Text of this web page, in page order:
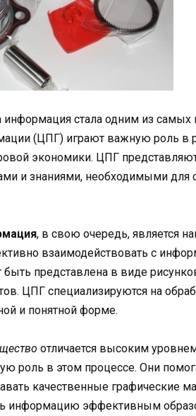
стала одним из
(ЦПГ) играют важную роль в
экономики. ЦПГ
и знаниями, необходимыми для
, в свою очередь, является
взаимодействовать с
представлена в виде
ЦПГ специализируются на
и понятной форме.
отличается высоким
роль в этом процессе. Они
качественные графические
информацию эффективным